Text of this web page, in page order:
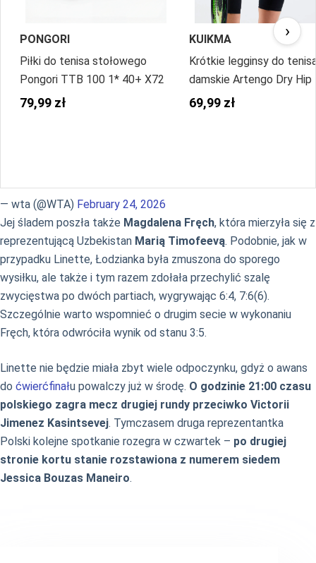
PONGORI
Piłki do tenisa stołowego
Pongori TTB 100 1* 40+ X72
79,99 zł
KUIKMA
Krótkie legginsy do
damskie Artengo Dry Hip
69,99 zł
›
— wta (@WTA) February 24, 2026
Jej śladem poszła także Magdalena Fręch, która mierzyła się z
reprezentującą Uzbekistan Marią Timofeevą. Podobnie, jak w
przypadku Linette, Łodzianka była zmuszona do sporego
wysiłku, ale także i tym razem zdołała przechylić szalę
zwycięstwa po dwóch partiach, wygrywając 6:4, 7:6(6).
Szczególnie warto wspomnieć o drugim secie w wykonaniu
Fręch, która odwróciła wynik od stanu 3:5.
Linette nie będzie miała zbyt wiele odpoczynku, gdyż o awans
do ćwierćfinału powalczy już w środę. O godzinie 21:00 czasu
polskiego zagra mecz drugiej rundy przeciwko Victorii
Jimenez Kasintsevej. Tymczasem druga reprezentantka
Polski kolejne spotkanie rozegra w czwartek – po drugiej
stronie kortu stanie rozstawiona z numerem siedem
Jessica Bouzas Maneiro.